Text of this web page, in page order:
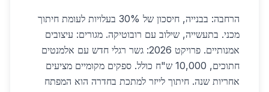
הרחבה: בבנייה, חיסכון של 30% בעלויות לעומת חיתוך
מכני. בתעשייה, שילוב עם רובוטיקה. מגורים: עיצובים
אמנותיים. פרויקט 2026: גשר רגלי חדש עם אלמנטים
חתוכים, 10,000 ש"ח כולל. ספקים מקומיים מציעים
אחריות שנה. חיתוך לייזר למתכת בחדרה הוא המפתח